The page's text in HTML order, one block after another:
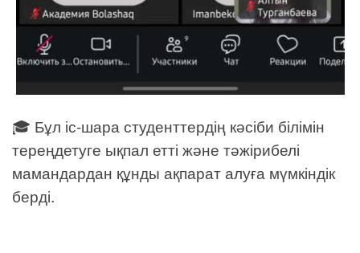
🎓 Бұл іс-шара студенттердің кәсіби білімін
тереңдетуге ықпал етті және тәжірибелі
мамандардан құнды ақпарат алуға мүмкіндік
берді.